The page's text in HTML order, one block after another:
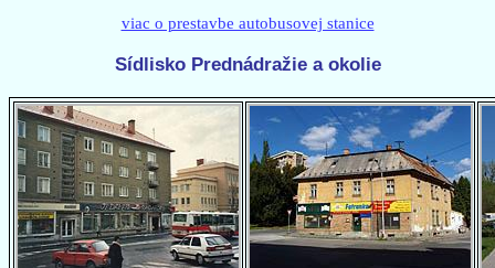
viac o prestavbe autobusovej stanice
Sídlisko Prednádražie a okolie